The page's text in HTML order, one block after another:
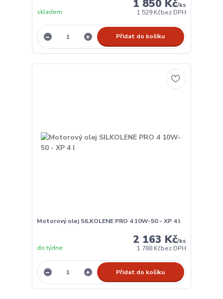
1 850 Kč/ks
1 529 Kčbez DPH
skladem
Přidat do košíku
Motorový olej SILKOLENE PRO 4 10W-50 - XP 4 l
2 163 Kč/ks
1 788 Kčbez DPH
do týdne
Přidat do košíku